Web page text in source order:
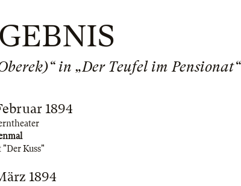
in „Der Teufel im Pensionat“
1894
"Der Kuss"
1894